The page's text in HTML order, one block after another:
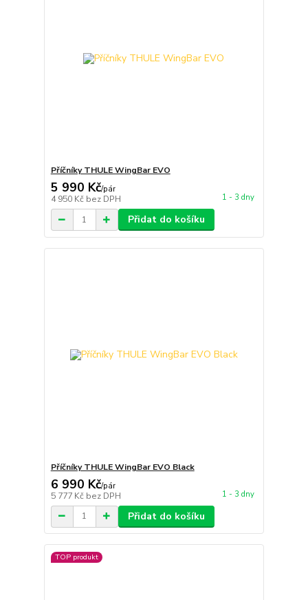
Příčníky THULE WingBar EVO
5 990 Kč/pár
4 950 Kč bez DPH 1 - 3 dny
Přidat do košíku
Příčníky THULE WingBar EVO Black
6 990 Kč/pár
5 777 Kč bez DPH 1 - 3 dny
Přidat do košíku
TOP produkt